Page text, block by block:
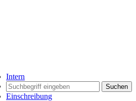
Intern
Suchen
Einschreibung